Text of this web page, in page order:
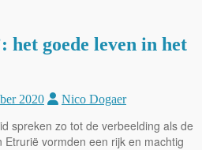
het goede leven in het
2020 Nico Dogaer
spreken zo tot de verbeelding als de
Etrurië vormden een rijk en machtig